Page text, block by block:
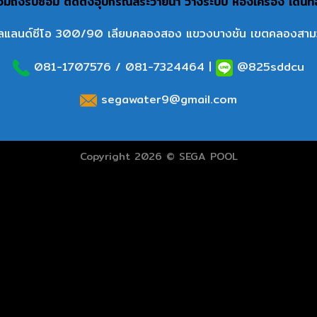
แลนด์ซีโอ 300/90 เลียบคลองสอง แขวงบางชัน เขตคลองสา
081-1707576 / 081-7324464 |
@825sddcu
segawater9@gmail.com
Copyright 2026 © SEGA POOL